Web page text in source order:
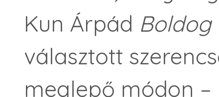
Kun Árpád Boldog
választott
meglepő módon